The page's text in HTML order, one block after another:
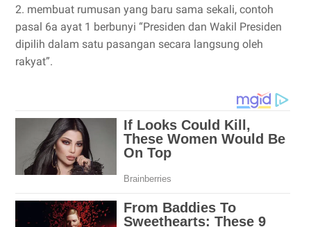
2. membuat rumusan yang baru sama sekali, contoh
pasal 6a ayat 1 berbunyi “Presiden dan Wakil Presiden
dipilih dalam satu pasangan secara langsung oleh
rakyat”.